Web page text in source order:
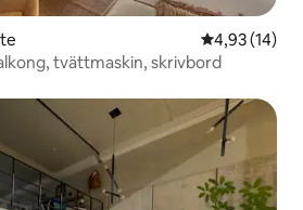
4,93 av 5 i
4,93 (14)
tvättmaskin, skrivbord